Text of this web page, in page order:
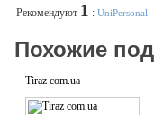
Рекомендуют 1 : UniPersonal
Похожие
Tiraz com.ua